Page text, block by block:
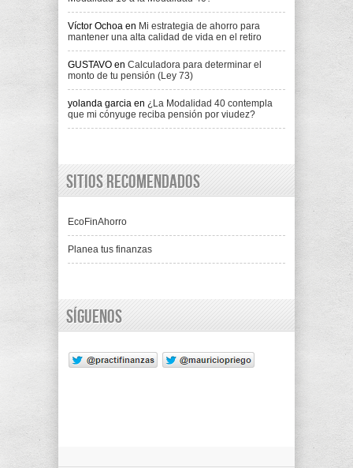
Víctor Ochoa en Mi estrategia de ahorro para
mantener una alta calidad de vida en el retiro
GUSTAVO en Calculadora para determinar el
monto de tu pensión (Ley 73)
yolanda garcia en ¿La Modalidad 40 contempla
que mi cónyuge reciba pensión por viudez?
Sitios recomendados
EcoFinAhorro
Planea tus finanzas
Síguenos